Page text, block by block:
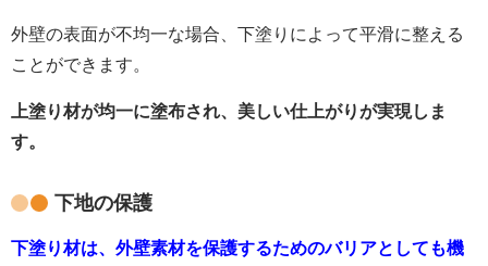
外壁の表面が不均一な場合、下塗りによって平滑に整える
ことができます。
上塗り材が均一に塗布され、美しい仕上がりが実現しま
す。
下地の保護
下塗り材は、外壁素材を保護するためのバリアとしても機